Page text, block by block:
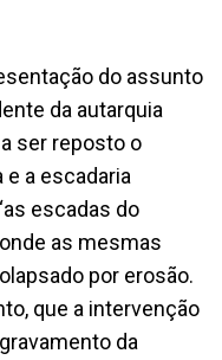
do assunto
da autarquia
ser reposto o
e a escadaria
escadas do
as mesmas
por erosão.
que a intervenção
da